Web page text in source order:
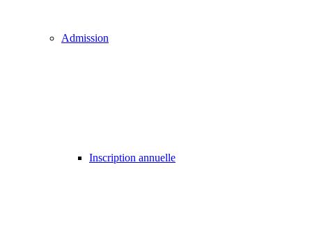
Admission
Inscription annuelle